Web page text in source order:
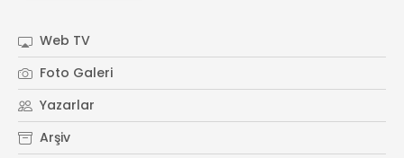
Web TV
Foto Galeri
Yazarlar
Arşiv